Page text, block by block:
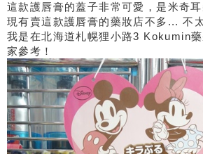
這款護唇膏的蓋子非常可愛，是米奇
現有賣這款護唇膏的藥妝店不多... 不
我是在北海道札幌狸小路3 Kokumin
家參考！